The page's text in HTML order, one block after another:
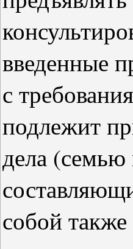
введенные
с
подлежит
дела (семью
собой